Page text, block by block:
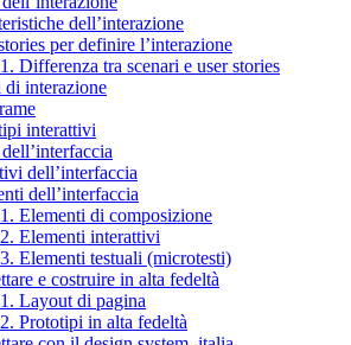
dell’interazione
per definire l’interazione
Differenza tra scenari e user stories
di interazione
interattivi
dell’interfaccia
dell’interfaccia
Elementi di composizione
Elementi interattivi
Elementi testuali (microtesti)
e costruire in alta fedeltà
Layout di pagina
Prototipi in alta fedeltà